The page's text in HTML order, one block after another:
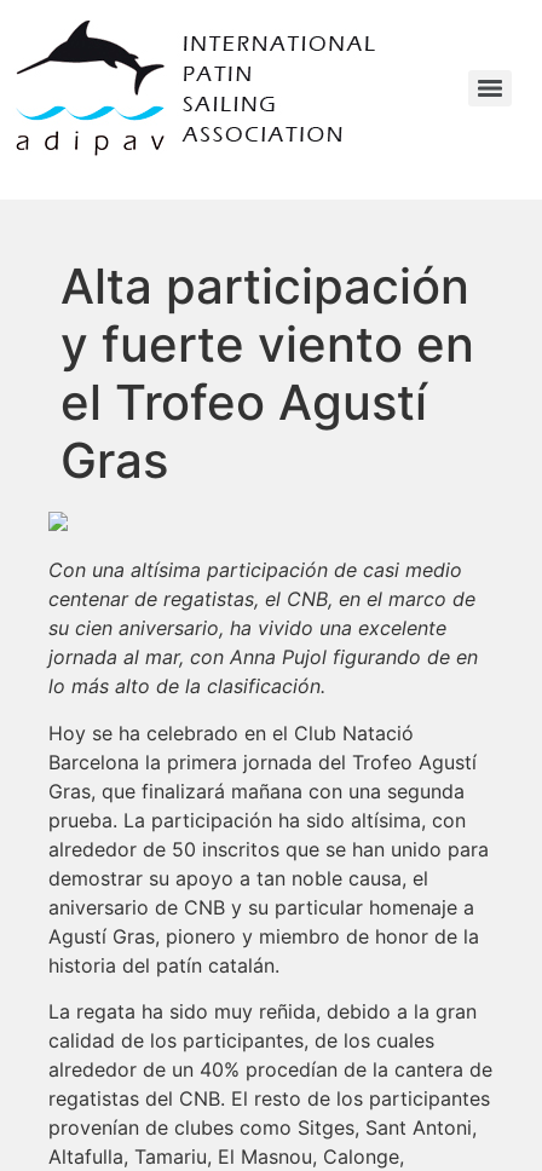
Alta participación
y fuerte viento en
el Trofeo Agustí
Gras
Con una altísima participación de casi medio
centenar de regatistas, el CNB, en el marco de
su cien aniversario, ha vivido una excelente
jornada al mar, con Anna Pujol figurando de en
lo más alto de la clasificación.
Hoy se ha celebrado en el Club Natació
Barcelona la primera jornada del Trofeo Agustí
Gras, que finalizará mañana con una segunda
prueba. La participación ha sido altísima, con
alrededor de 50 inscritos que se han unido para
demostrar su apoyo a tan noble causa, el
aniversario de CNB y su particular homenaje a
Agustí Gras, pionero y miembro de honor de la
historia del patín catalán.
La regata ha sido muy reñida, debido a la gran
calidad de los participantes, de los cuales
alrededor de un 40% procedían de la cantera de
regatistas del CNB. El resto de los participantes
provenían de clubes como Sitges, Sant Antoni,
Altafulla, Tamariu, El Masnou, Calonge,